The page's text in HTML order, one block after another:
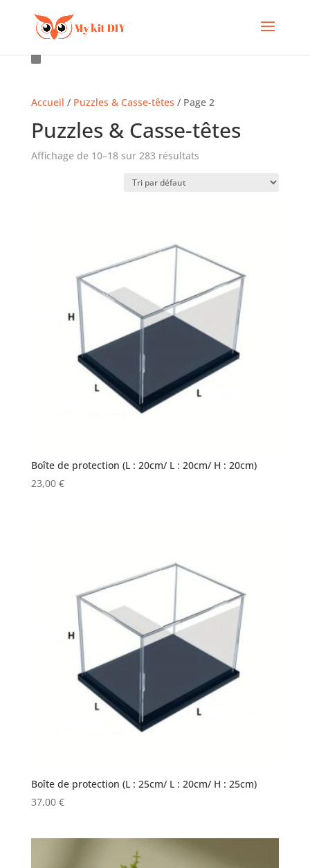
Accueil / Puzzles & Casse-têtes / Page 2
Puzzles & Casse-têtes
Affichage de 10–18 sur 283 résultats
Boîte de protection (L : 20cm/ L : 20cm/ H : 20cm)
23,00 €
Boîte de protection (L : 25cm/ L : 20cm/ H : 25cm)
37,00 €